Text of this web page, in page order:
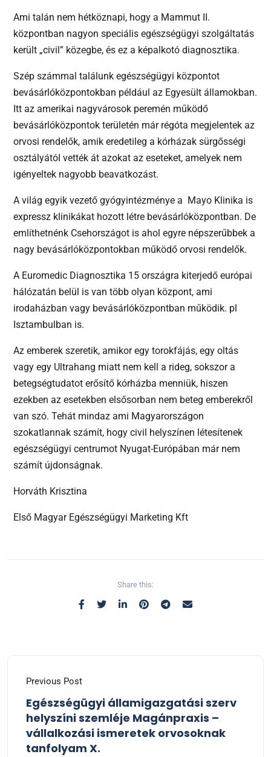
Ami talán nem hétköznapi, hogy a Mammut II.
központban nagyon speciális egészségügyi szolgáltatás
került „civil” közegbe, és ez a képalkotó diagnosztika.
Szép számmal találunk egészségügyi központot
bevásárlóközpontokban például az Egyesült államokban.
Itt az amerikai nagyvárosok peremén működő
bevásárlóközpontok területén már régóta megjelentek az
orvosi rendelők, amik eredetileg a kórházak sürgősségi
osztályától vették át azokat az eseteket, amelyek nem
igényeltek nagyobb beavatkozást.
A világ egyik vezető gyógyintézménye a Mayo Klinika is
expressz klinikákat hozott létre bevásárlóközpontban. De
említhetnénk Csehországot is ahol egyre népszerűbbek a
nagy bevásárlóközpontokban működő orvosi rendelők.
A Euromedic Diagnosztika 15 országra kiterjedő európai
hálózatán belül is van több olyan központ, ami
irodaházban vagy bevásárlóközpontban működik. pl
Isztambulban is.
Az emberek szeretik, amikor egy torokfájás, egy oltás
vagy egy Ultrahang miatt nem kell a rideg, sokszor a
betegségtudatot erősítő kórházba menniük, hiszen
ezekben az esetekben elsősorban nem beteg emberekről
van szó. Tehát mindaz ami Magyarországon
szokatlannak számít, hogy civil helyszínen létesítenek
egészségügyi centrumot Nyugat-Európában már nem
számít újdonságnak.
Horváth Krisztina
Első Magyar Egészségügyi Marketing Kft
Share this:
Previous Post
Egészségügyi államigazgatási szerv
helyszíni szemléje Magánpraxis –
vállalkozási ismeretek orvosoknak
tanfolyam X.